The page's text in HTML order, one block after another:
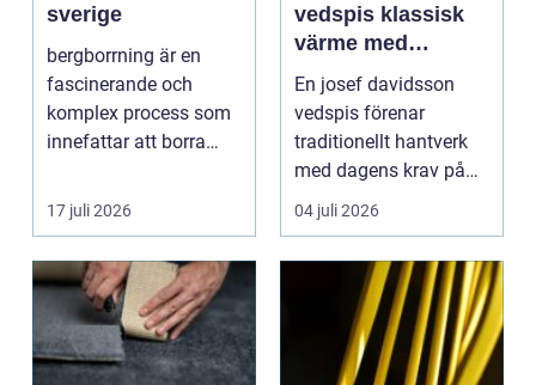
sverige
bergborrning är en
fascinerande och
komplex process som
innefattar att borra
minerale...
17 juli 2026
vedspis klassisk
värme med
modern funktion
En josef davidsson
vedspis förenar
traditionellt hantverk
med dagens krav på
effektiv, trygg och mil...
04 juli 2026